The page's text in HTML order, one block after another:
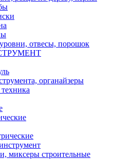
отвесы, порошок
органайзеры
миксеры строительные